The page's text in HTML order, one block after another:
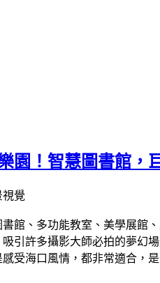
園！智慧圖書館，
館、多功能教室、美學展館
引許多攝影大師必拍的夢幻
海口風情，都非常適合，